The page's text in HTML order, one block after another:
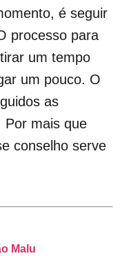
é seguir
processo para
um tempo
um pouco. O
as
Por mais que
conselho serve
Malu